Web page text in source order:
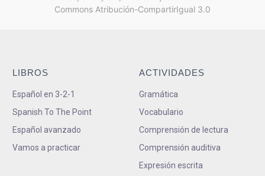
Commons Atribución-CompartirIgual 3.0
LIBROS
Español en 3-2-1
Spanish To The Point
Español avanzado
Vamos a practicar
ACTIVIDADES
Gramática
Vocabulario
Comprensión de lectura
Comprensión auditiva
Expresión escrita